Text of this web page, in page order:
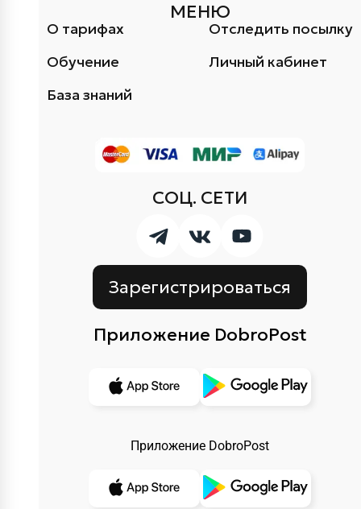
МЕНЮ
О тарифах
База знаний
Отследить посылку
Обучение
Личный кабинет
СОЦ. СЕТИ
Зарегистрироваться
Приложение DobroPost
Приложение DobroPost